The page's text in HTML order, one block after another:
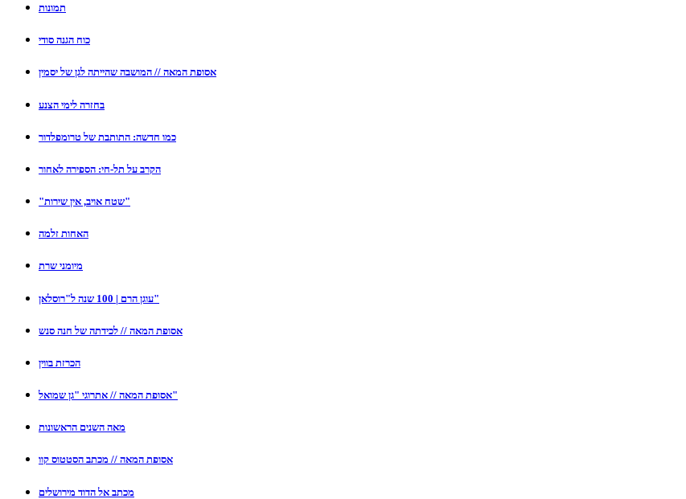
תמונות
כוח הגנה סודי
אסופת המאה // המושבה שהייתה לגן של יסמין
בחזרה לימי הצנע
כמו חדשה: התותבת של טרומפלדור
הקרב על תל-חי: הספירה לאחור
"שטח אויב, אין שירות"
האחות זלמה
מיומני שרת
עוגן הרם | 100 שנה ל"רוסלאן"
אסופת המאה // לכידתה של חנה סנש
הכרזת בווין
אסופת המאה // אתרוגי "גן שמואל"
מאה השנים הראשונות
אסופת המאה // מכתב הסטטוס קוו
מכתב אל הדוד מירושלים